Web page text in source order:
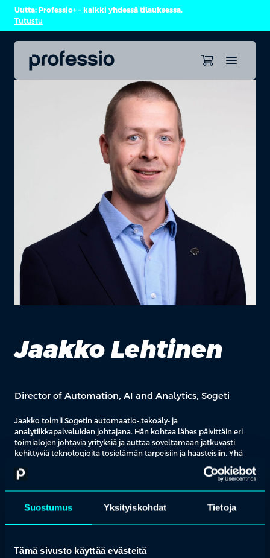
Suostumus Yksityiskohdat Tietoja
Tämä sivusto käyttää evästeitä
Uutta: Professio+ – kaikki yhdessä tilauksessa.
Tutustu
Jaakko Lehtinen
Director of Automation, AI and Analytics, Sogeti
Jaakko toimii Sogetin automaatio-,tekoäly- ja
analytiikkapalveluiden johtajana. Hän kohtaa lähes päivittäin eri
toimialojen johtavia yrityksiä ja auttaa soveltamaan jatkuvasti
kehittyviä teknologioita tosielämän tarpeisiin ja haasteisiin. Yhä
useammin se tarkoittaa erilaisten hyperautomaatioksi tai
tekoälyksi kutsuttujen ratkaisujen hyödyntämistä. Suomessa
juuri Jaakon kertomana, sillä hän aloitti kansainvälisen RPA-
ulkoistuspalveluista, palvelutuotannosta ja prosessien